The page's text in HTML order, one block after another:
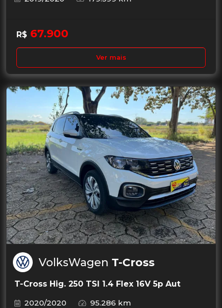
R$ 67.900
Ver mais
VolksWagen T-Cross
T-Cross Hig. 250 TSI 1.4 Flex 16V 5p Aut
2020/2020
95.286 km